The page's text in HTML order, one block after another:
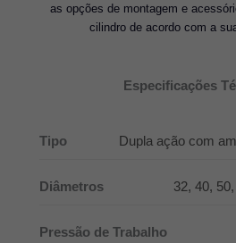
as opções de montagem e
cilindro de acordo com a
Especificações
Tipo Dupla ação com
Diâmetros 32, 40,
Pressão de Trabalho